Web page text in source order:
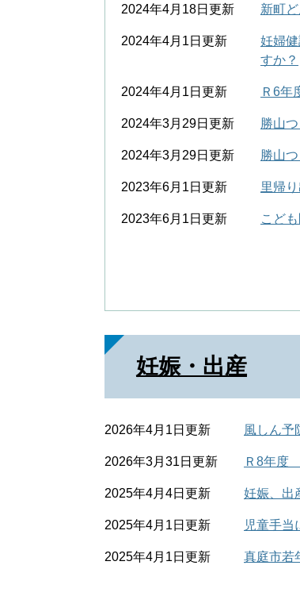
2024年4月18日更新 新町
2024年4月1日更新
妊婦
すか？
2024年4月1日更新 Ｒ6年
2024年3月29日更新 勝山
2024年3月29日更新 勝山
2023年6月1日更新 里帰
2023年6月1日更新 こど
妊娠・出産
2026年4月1日更新 風しん予
2026年3月31日更新 Ｒ8年度
2025年4月4日更新 妊娠、出
2025年4月1日更新 児童手当
2025年4月1日更新 真庭市若